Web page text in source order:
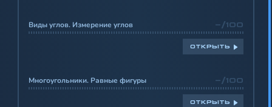
Виды углов. Измерение углов -/100
ОТКРЫТЬ
Многоугольники. Равные фигуры -/100
ОТКРЫТЬ